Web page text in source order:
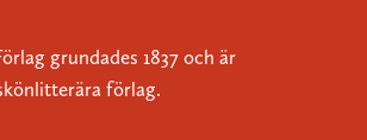
grundades 1837 och är
förlag.